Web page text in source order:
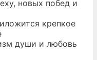
новых побед и
крепкое
души и любовь